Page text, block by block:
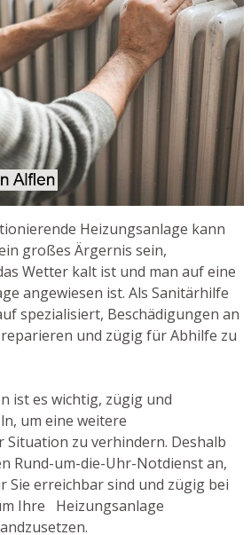
Heizungsanlage kann
großes Ärgernis sein,
Wetter kalt ist und man auf eine
angewiesen ist. Als Sanitärhilfe
spezialisiert, Beschädigungen an
und zügig für Abhilfe zu
ist es wichtig, zügig und
um eine weitere
Situation zu verhindern. Deshalb
Rund-um-die-Uhr-Notdienst an,
Sie erreichbar sind und zügig bei
Ihre Heizungsanlage